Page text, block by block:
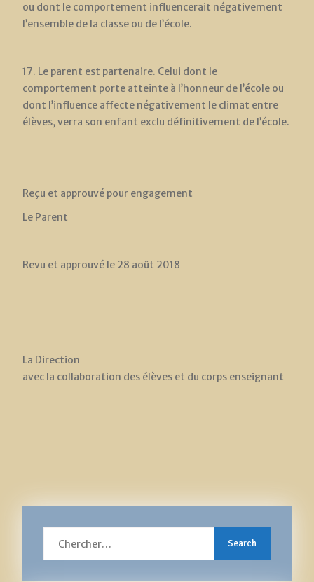
ou dont le comportement influencerait négativement
l’ensemble de la classe ou de l’école.
17. Le parent est partenaire. Celui dont le
comportement porte atteinte à l’honneur de l’école ou
dont l’influence affecte négativement le climat entre
élèves, verra son enfant exclu définitivement de l’école.
Reçu et approuvé pour engagement
Le Parent
Revu et approuvé le 28 août 2018
La Direction
avec la collaboration des élèves et du corps enseignant
for: